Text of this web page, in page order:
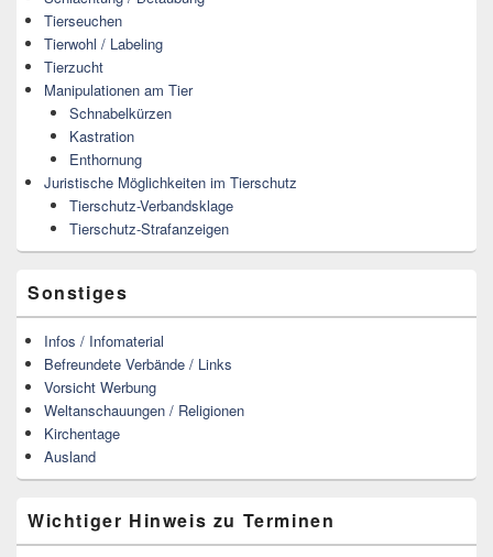
Tierseuchen
Tierwohl / Labeling
Tierzucht
Manipulationen am Tier
Schnabelkürzen
Kastration
Enthornung
Juristische Möglichkeiten im Tierschutz
Tierschutz-Verbandsklage
Tierschutz-Strafanzeigen
Sonstiges
Infos / Infomaterial
Befreundete Verbände / Links
Vorsicht Werbung
Weltanschauungen / Religionen
Kirchentage
Ausland
Wichtiger Hinweis zu Terminen